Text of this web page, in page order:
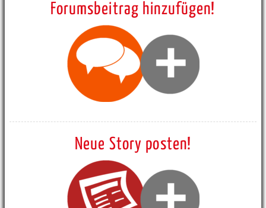
Forumsbeitrag hinzufügen!
Neue Story posten!